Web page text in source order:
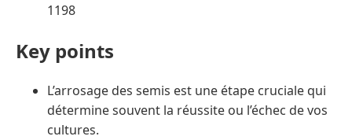
1198
Key points
L’arrosage des semis est une étape cruciale qui
détermine souvent la réussite ou l’échec de vos
cultures.